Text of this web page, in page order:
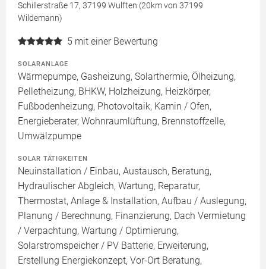
Schillerstraße 17, 37199 Wulften (20km von 37199
Wildemann)
5 mit einer Bewertung
SOLARANLAGE
Wärmepumpe, Gasheizung, Solarthermie, Ölheizung,
Pelletheizung, BHKW, Holzheizung, Heizkörper,
Fußbodenheizung, Photovoltaik, Kamin / Ofen,
Energieberater, Wohnraumlüftung, Brennstoffzelle,
Umwälzpumpe
SOLAR TÄTIGKEITEN
Neuinstallation / Einbau, Austausch, Beratung,
Hydraulischer Abgleich, Wartung, Reparatur,
Thermostat, Anlage & Installation, Aufbau / Auslegung,
Planung / Berechnung, Finanzierung, Dach Vermietung
/ Verpachtung, Wartung / Optimierung,
Solarstromspeicher / PV Batterie, Erweiterung,
Erstellung Energiekonzept, Vor-Ort Beratung,